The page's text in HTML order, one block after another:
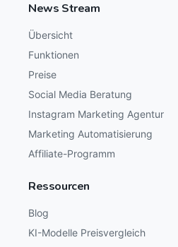
News Stream
Übersicht
Funktionen
Preise
Social Media Beratung
Instagram Marketing Agentur
Marketing Automatisierung
Affiliate-Programm
Ressourcen
Blog
KI-Modelle Preisvergleich